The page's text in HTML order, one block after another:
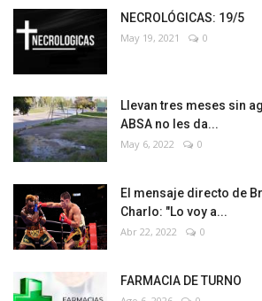
NECROLÓGICAS: 19/5
May 19, 2021 0
Llevan tres meses sin
ABSA no les da...
May 6, 2022 0
El mensaje directo de
Charlo: "Lo voy a...
Abr 22, 2022 0
FARMACIA DE TURNO